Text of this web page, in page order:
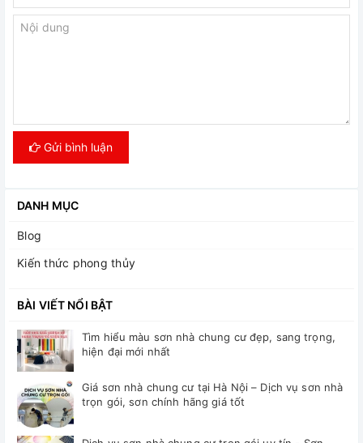
Gửi bình luận
DANH MỤC
Blog
Kiến thức phong thủy
BÀI VIẾT NỔI BẬT
Tìm hiểu màu sơn nhà chung cư đẹp, sang trọng,
hiện đại mới nhất
Giá sơn nhà chung cư tại Hà Nội – Dịch vụ sơn nhà
trọn gói, sơn chính hãng giá tốt